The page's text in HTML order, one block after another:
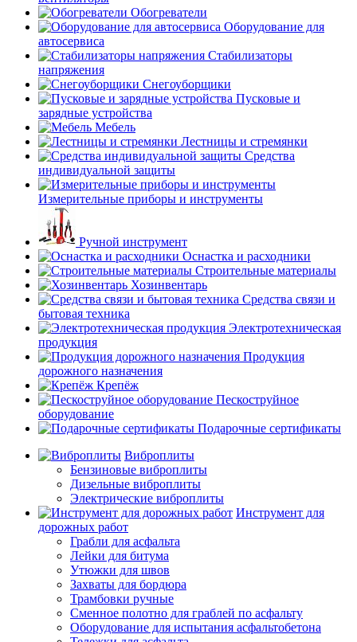
Обогреватели
Оборудование для
автосервиса
Стабилизаторы
напряжения
Снегоуборщики
Пусковые и
зарядные устройства
Мебель
Лестницы и стремянки
Средства
индивидуальной защиты
Измерительные приборы и инструменты
Ручной инструмент
Оснастка и расходники
Строительные материалы
Хозинвентарь
Средства связи и
бытовая техника
Электротехническая
продукция
Продукция
дорожного назначения
Крепёж
Пескоструйное
оборудование
Подарочные сертификаты
Виброплиты
Бензиновые виброплиты
Дизельные виброплиты
Электрические виброплиты
Инструмент для
дорожных работ
Грабли для асфальта
Лейки для битума
Утюжки для швов
Захваты для бордюра
Трамбовки ручные
Сменное полотно для граблей по асфальту
Оборудование для испытания асфальтобетона